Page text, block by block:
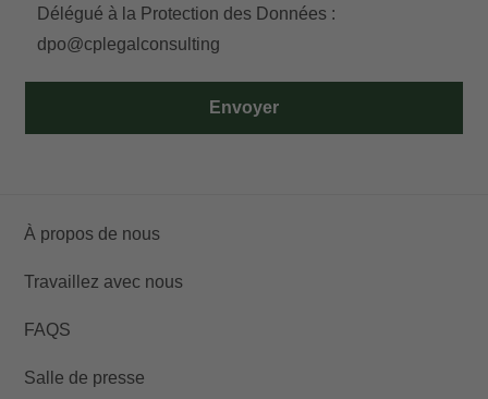
Envoyer
Délégué à la Protection des Données :
dpo@cplegalconsulting
À propos de nous
Travaillez avec nous
FAQS
Salle de presse